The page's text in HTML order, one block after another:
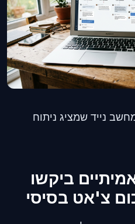
נייד שמציג ניתוח
ביקשו
צ'אט בסיסי